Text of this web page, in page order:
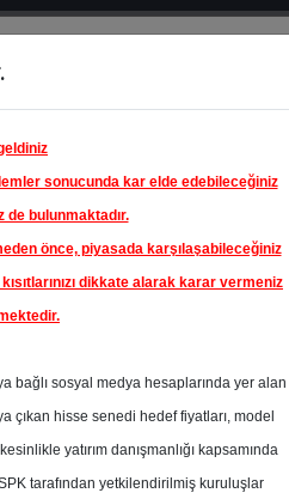
Raporlar Partnerlerimiz
sonucunda kar elde edebileceğiniz
bulunmaktadır.
önce, piyasada karşılaşabileceğiniz
dikkate alarak karar vermeniz
bağlı sosyal medya hesaplarında yer alan
çıkan hisse senedi hedef fiyatları, model
yatırım danışmanlığı kapsamında
tarafından yetkilendirilmiş kuruluşlar